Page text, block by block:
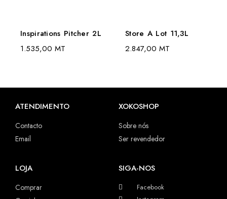
Inspirations Pitcher 2L
1.535,00 MT
Store A Lot 11,3L
2.847,00 MT
ATENDIMENTO
Contacto
Email
XOKOSHOP
Sobre nós
Ser revendedor
LOJA
Comprar
SIGA-NOS
Facebook